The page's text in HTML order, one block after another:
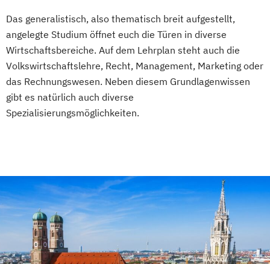
Das generalistisch, also thematisch breit aufgestellt,
angelegte Studium öffnet euch die Türen in diverse
Wirtschaftsbereiche. Auf dem Lehrplan steht auch die
Volkswirtschaftslehre, Recht, Management, Marketing oder
das Rechnungswesen. Neben diesem Grundlagenwissen
gibt es natürlich auch diverse
Spezialisierungsmöglichkeiten.